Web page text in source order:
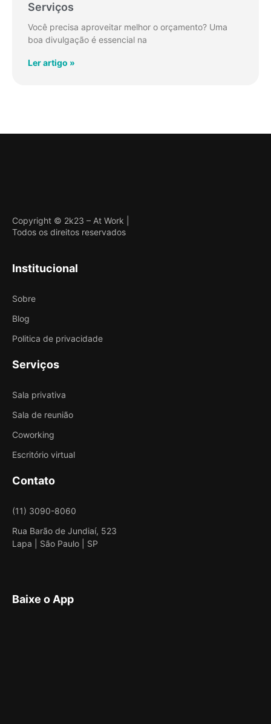
Serviços
Você precisa aproveitar melhor o orçamento? Uma
boa divulgação é essencial na
Ler artigo »
Copyright © 2k23 – At Work |
Todos os direitos reservados
Institucional
Sobre
Blog
Politica de privacidade
Serviços
Sala privativa
Sala de reunião
Coworking
Escritório virtual
Contato
(11) 3090-8060
Rua Barão de Jundiaí, 523
Lapa | São Paulo | SP
Baixe o App